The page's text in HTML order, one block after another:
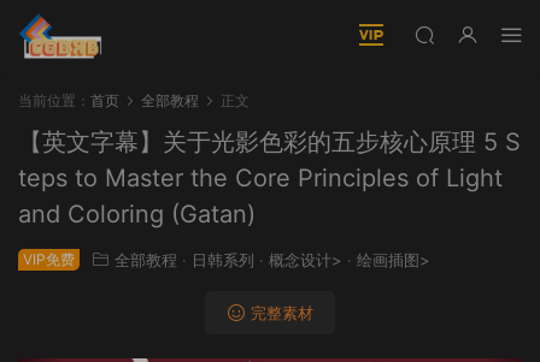
当前位置： 首页 全部教程 正文
【英文字幕】关于光影色彩的五步核心原理 5 S
teps to Master the Core Principles of Light
and Coloring (Gatan)
VIP免费 全部教程 · 日韩系列 · 概念设计> · 绘画插图>
完整素材